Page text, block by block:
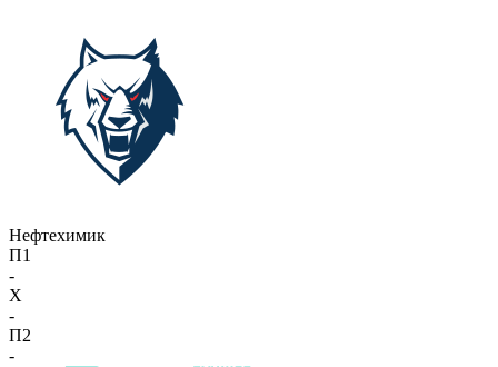
Нефтехимик
П1
-
X
-
П2
-